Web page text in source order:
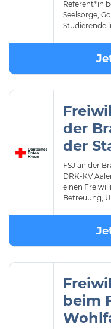
Referent*in
Seelsorge,
Studierende
der
der
FSJ an der
DRK-KV
einen
Betreuung,
beim